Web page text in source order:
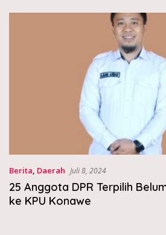
Berita, Daerah Juli 8, 2024
25 Anggota DPR Terpilih
ke KPU Konawe